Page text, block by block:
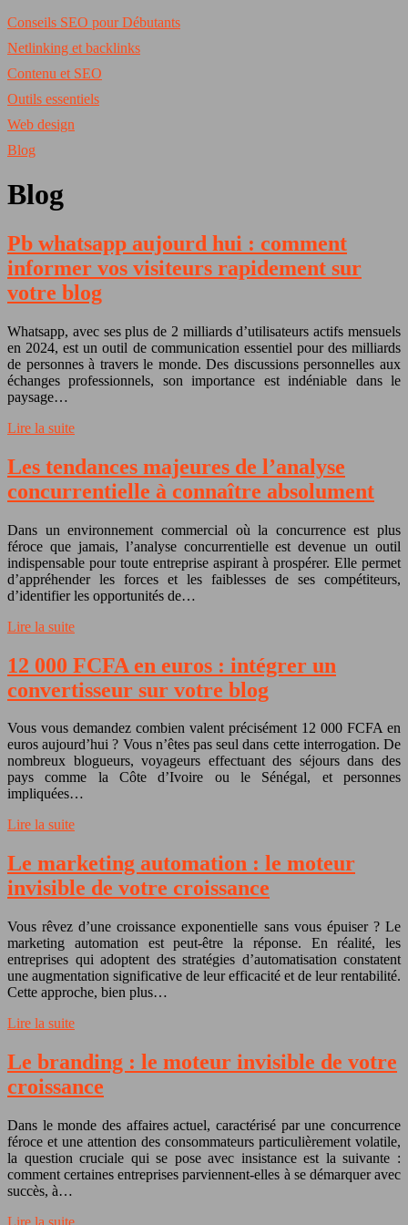
Conseils SEO pour Débutants
Netlinking et backlinks
Contenu et SEO
Outils essentiels
Web design
Blog
Blog
Pb whatsapp aujourd hui : comment
informer vos visiteurs rapidement sur
votre blog
Whatsapp, avec ses plus de 2 milliards d’utilisateurs actifs mensuels
en 2024, est un outil de communication essentiel pour des milliards
de personnes à travers le monde. Des discussions personnelles aux
échanges professionnels, son importance est indéniable dans le
paysage…
Lire la suite
Les tendances majeures de l’analyse
concurrentielle à connaître absolument
Dans un environnement commercial où la concurrence est plus
féroce que jamais, l’analyse concurrentielle est devenue un outil
indispensable pour toute entreprise aspirant à prospérer. Elle permet
d’appréhender les forces et les faiblesses de ses compétiteurs,
d’identifier les opportunités de…
Lire la suite
12 000 FCFA en euros : intégrer un
convertisseur sur votre blog
Vous vous demandez combien valent précisément 12 000 FCFA en
euros aujourd’hui ? Vous n’êtes pas seul dans cette interrogation. De
nombreux blogueurs, voyageurs effectuant des séjours dans des
pays comme la Côte d’Ivoire ou le Sénégal, et personnes
impliquées…
Lire la suite
Le marketing automation : le moteur
invisible de votre croissance
Vous rêvez d’une croissance exponentielle sans vous épuiser ? Le
marketing automation est peut-être la réponse. En réalité, les
entreprises qui adoptent des stratégies d’automatisation constatent
une augmentation significative de leur efficacité et de leur rentabilité.
Cette approche, bien plus…
Lire la suite
Le branding : le moteur invisible de votre
croissance
Dans le monde des affaires actuel, caractérisé par une concurrence
féroce et une attention des consommateurs particulièrement volatile,
la question cruciale qui se pose avec insistance est la suivante :
comment certaines entreprises parviennent-elles à se démarquer avec
succès, à…
Lire la suite